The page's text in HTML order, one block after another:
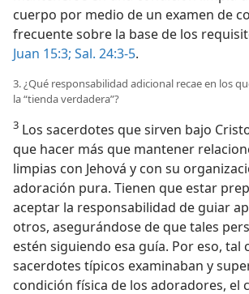
cuerpo por medio de un examen de
frecuente sobre la base de los
Juan 15:3; Sal. 24:3-5.
3. ¿Qué responsabilidad adicional recae en los
la “tienda verdadera”?
3 Los sacerdotes que sirven bajo
que hacer más que mantener
limpias con Jehová y con su
adoración pura. Tienen que estar
aceptar la responsabilidad de guiar
otros, asegurándose de que tales
estén siguiendo esa guía. Por eso, tal
sacerdotes típicos examinaban y
condición física de los adoradores, el